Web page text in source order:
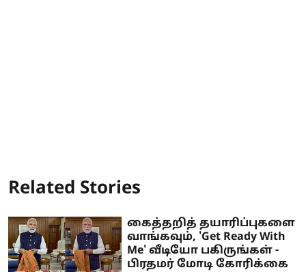
Related Stories
கைத்தறித் தயாரிப்புகளை
வாங்கவும், 'Get Ready With
Me' வீடியோ பகிருங்கள் -
பிரதமர் மோடி கோரிக்கை